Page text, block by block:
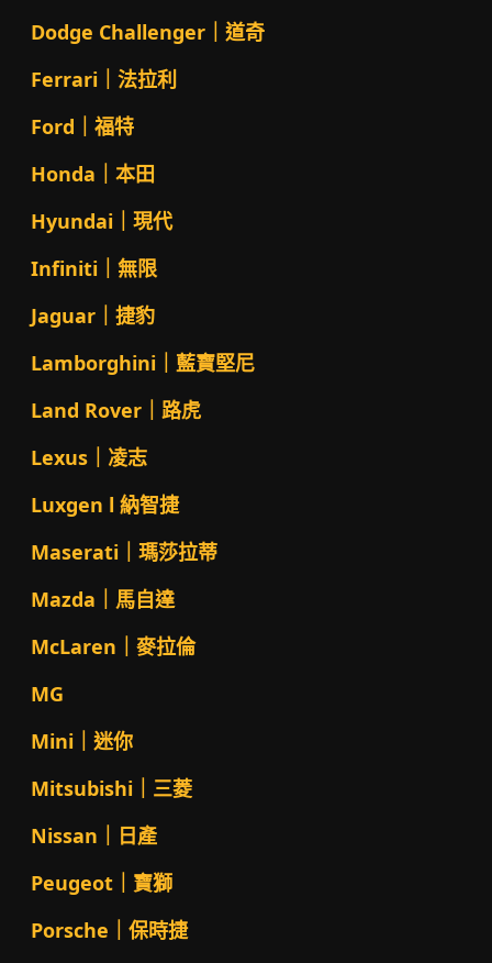
Dodge Challenger｜道奇
Ferrari｜法拉利
Ford｜福特
Honda｜本田
Hyundai｜現代
Infiniti｜無限
Jaguar｜捷豹
Lamborghini｜藍寶堅尼
Land Rover｜路虎
Lexus｜凌志
Luxgen l 納智捷
Maserati｜瑪莎拉蒂
Mazda｜馬自達
McLaren｜麥拉倫
MG
Mini｜迷你
Mitsubishi｜三菱
Nissan｜日產
Peugeot｜寶獅
Porsche｜保時捷